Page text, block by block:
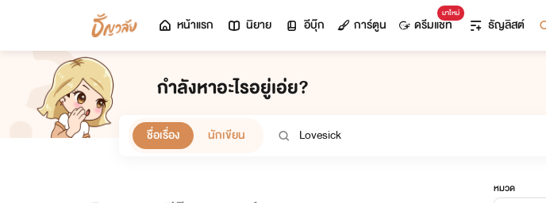
หน้าแรก นิยาย อีบุ๊ก การ์ตูน
มาใหม่
ดรีมแชท ธัญลิสต์
กำลังหาอะไรอยู่เอ่ย?
ชื่อเรื่อง นักเขียน
หมวด